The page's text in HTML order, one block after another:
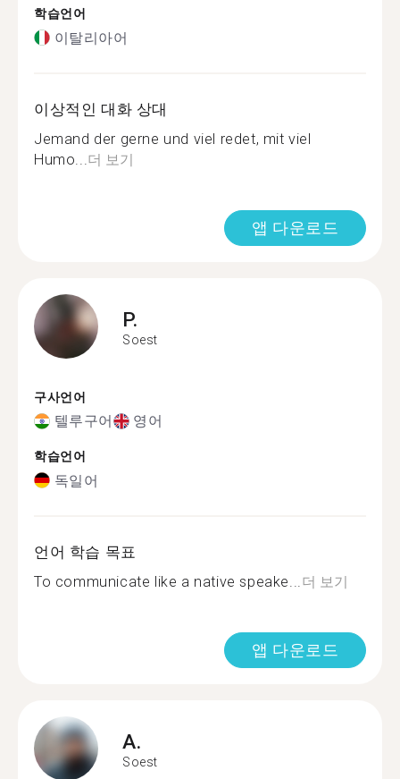
학습언어
이탈리아어
이상적인 대화 상대
Jemand der gerne und viel redet, mit viel
Humo... 더 보기
앱 다운로드
P.
Soest
구사언어
텔루구어 영어
학습언어
독일어
언어 학습 목표
To communicate like a native speake... 더 보기
앱 다운로드
A.
Soest